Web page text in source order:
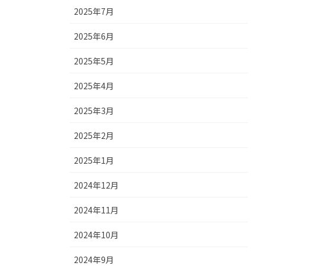
2025年7月
2025年6月
2025年5月
2025年4月
2025年3月
2025年2月
2025年1月
2024年12月
2024年11月
2024年10月
2024年9月